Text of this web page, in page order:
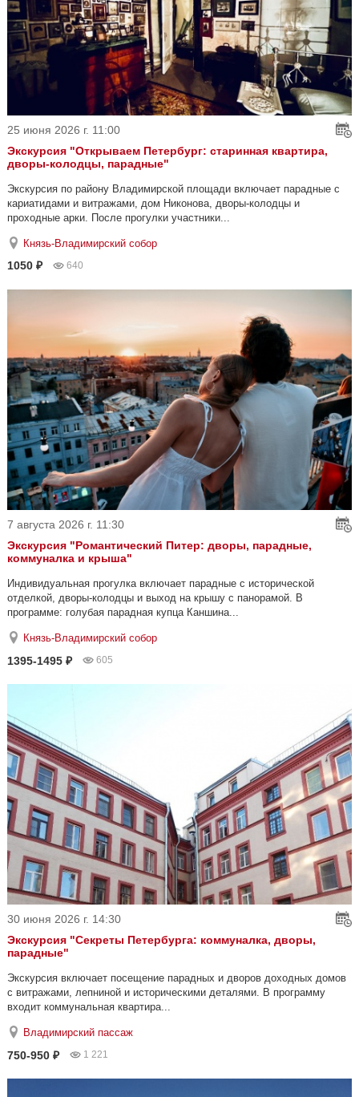
25 июня 2026 г. 11:00
Экскурсия "Открываем Петербург: старинная квартира,
дворы-колодцы, парадные"
Экскурсия по району Владимирской площади включает парадные с
кариатидами и витражами, дом Никонова, дворы-колодцы и
проходные арки. После прогулки участники...
Князь-Владимирский собор
1050 ₽ 640
7 августа 2026 г. 11:30
Экскурсия "Романтический Питер: дворы, парадные,
коммуналка и крыша"
Индивидуальная прогулка включает парадные с исторической
отделкой, дворы-колодцы и выход на крышу с панорамой. В
программе: голубая парадная купца Каншина...
Князь-Владимирский собор
1395-1495 ₽ 605
30 июня 2026 г. 14:30
Экскурсия "Секреты Петербурга: коммуналка, дворы,
парадные"
Экскурсия включает посещение парадных и дворов доходных домов
с витражами, лепниной и историческими деталями. В программу
входит коммунальная квартира...
Владимирский пассаж
750-950 ₽ 1 221